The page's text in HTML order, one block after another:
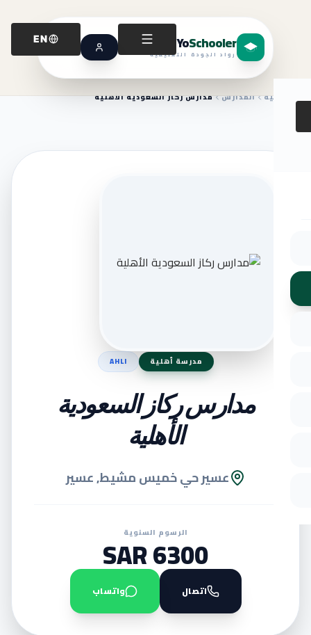
YoSchooler
رواد الجودة التعليمية
EN
الرئيسية المدارس مدارس ركاز السعودية الأهلية
مدرسة أهلية AHLI
مدارس ركاز السعودية
الأهلية
عسير حي خميس مشيط, عسير
الرسوم السنوية
6300 SAR
اتصال واتساب